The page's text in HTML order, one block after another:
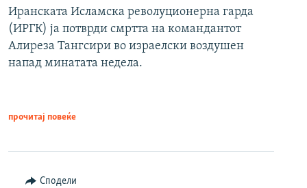
Иранската Исламска револуционерна гарда
(ИРГК) ја потврди смртта на командантот
Алиреза Тангсири во израелски воздушен
напад минатата недела.
прочитај повеќе
Сподели